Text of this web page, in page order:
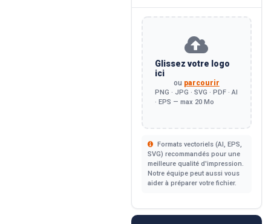
Glissez votre logo
ici
ou parcourir
PNG · JPG · SVG · PDF · AI
· EPS — max 20 Mo
Formats vectoriels (AI, EPS,
SVG) recommandés pour une
meilleure qualité d'impression.
Notre équipe peut aussi vous
aider à préparer votre fichier.